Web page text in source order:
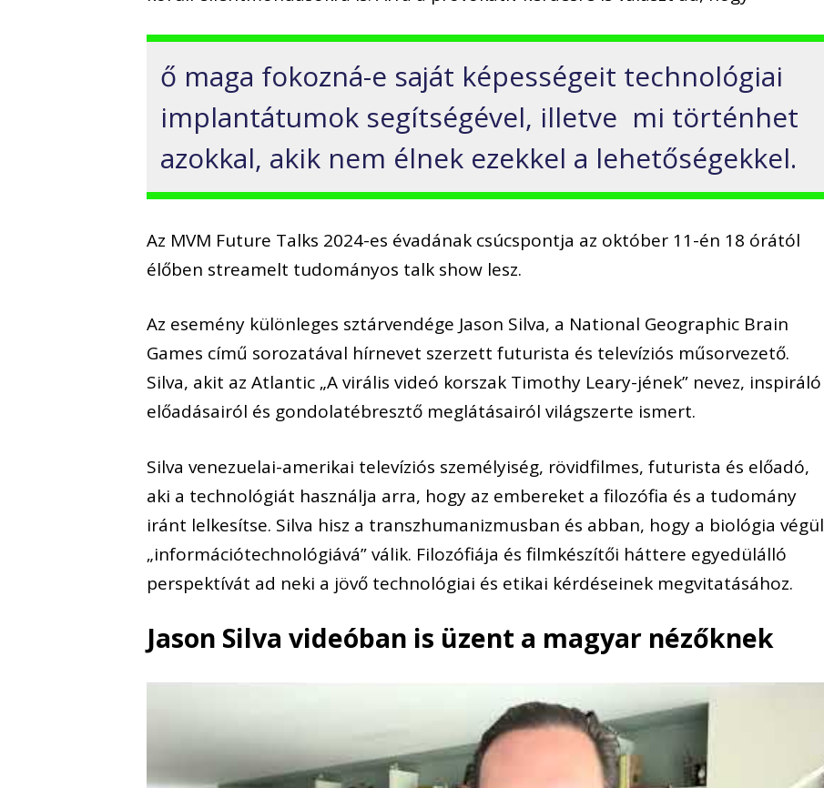
ő maga fokozná-e saját képességeit technológiai
implantátumok segítségével, illetve mi történhet
azokkal, akik nem élnek ezekkel a lehetőségekkel.
Az MVM Future Talks 2024-es évadának csúcspontja az október 11-én 18 órától
élőben streamelt tudományos talk show lesz.
Az esemény különleges sztárvendége Jason Silva, a National Geographic Brain
Games című sorozatával hírnevet szerzett futurista és televíziós műsorvezető.
Silva, akit az Atlantic „A virális videó korszak Timothy Leary-jének” nevez, inspiráló
előadásairól és gondolatébresztő meglátásairól világszerte ismert.
Silva venezuelai-amerikai televíziós személyiség, rövidfilmes, futurista és előadó,
aki a technológiát használja arra, hogy az embereket a filozófia és a tudomány
iránt lelkesítse. Silva hisz a transzhumanizmusban és abban, hogy a biológia végül
„információtechnológiává” válik. Filozófiája és filmkészítői háttere egyedülálló
perspektívát ad neki a jövő technológiai és etikai kérdéseinek megvitatásához.
Jason Silva videóban is üzent a magyar nézőknek